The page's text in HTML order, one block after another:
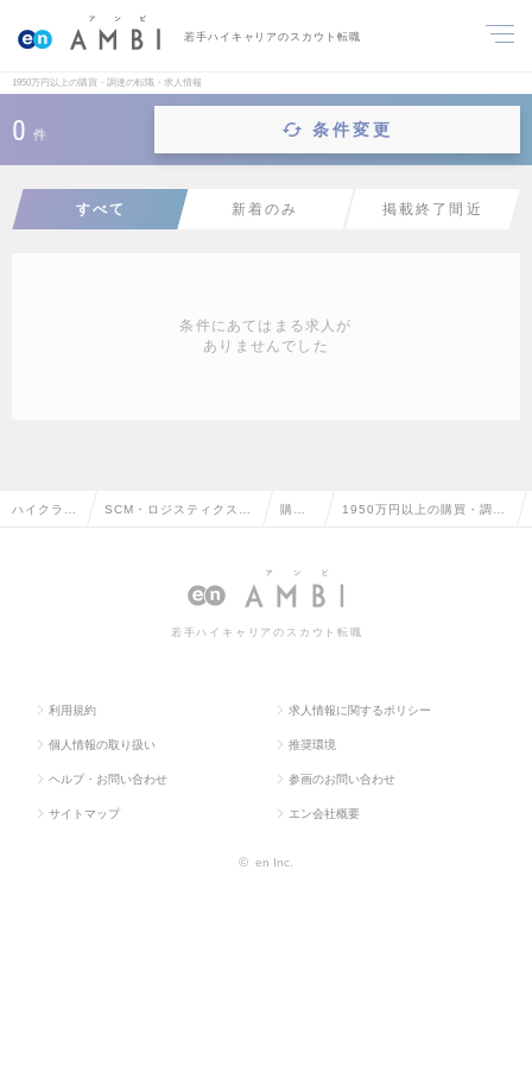
若手ハイキャリアのスカウト転職
1950万円以上の購買・調達の転職・求人情報
0 件 条件変更
すべて 新着のみ 掲載終了間近
条件にあてはまる求人が
ありませんでした
ハイクラス SCM・ロジスティクス・ 購
調達
1950万円以上の購買・調達
若手ハイキャリアのスカウト転職
利用規約 求人情報に関するポリシー
個人情報の取り扱い 推奨環境
ヘルプ・お問い合わせ 参画のお問い合わせ
サイトマップ エン会社概要
© en Inc.